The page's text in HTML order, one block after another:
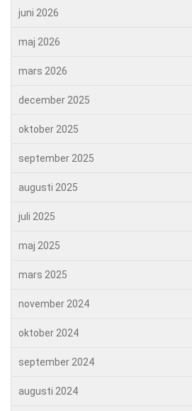
juni 2026
maj 2026
mars 2026
december 2025
oktober 2025
september 2025
augusti 2025
juli 2025
maj 2025
mars 2025
november 2024
oktober 2024
september 2024
augusti 2024